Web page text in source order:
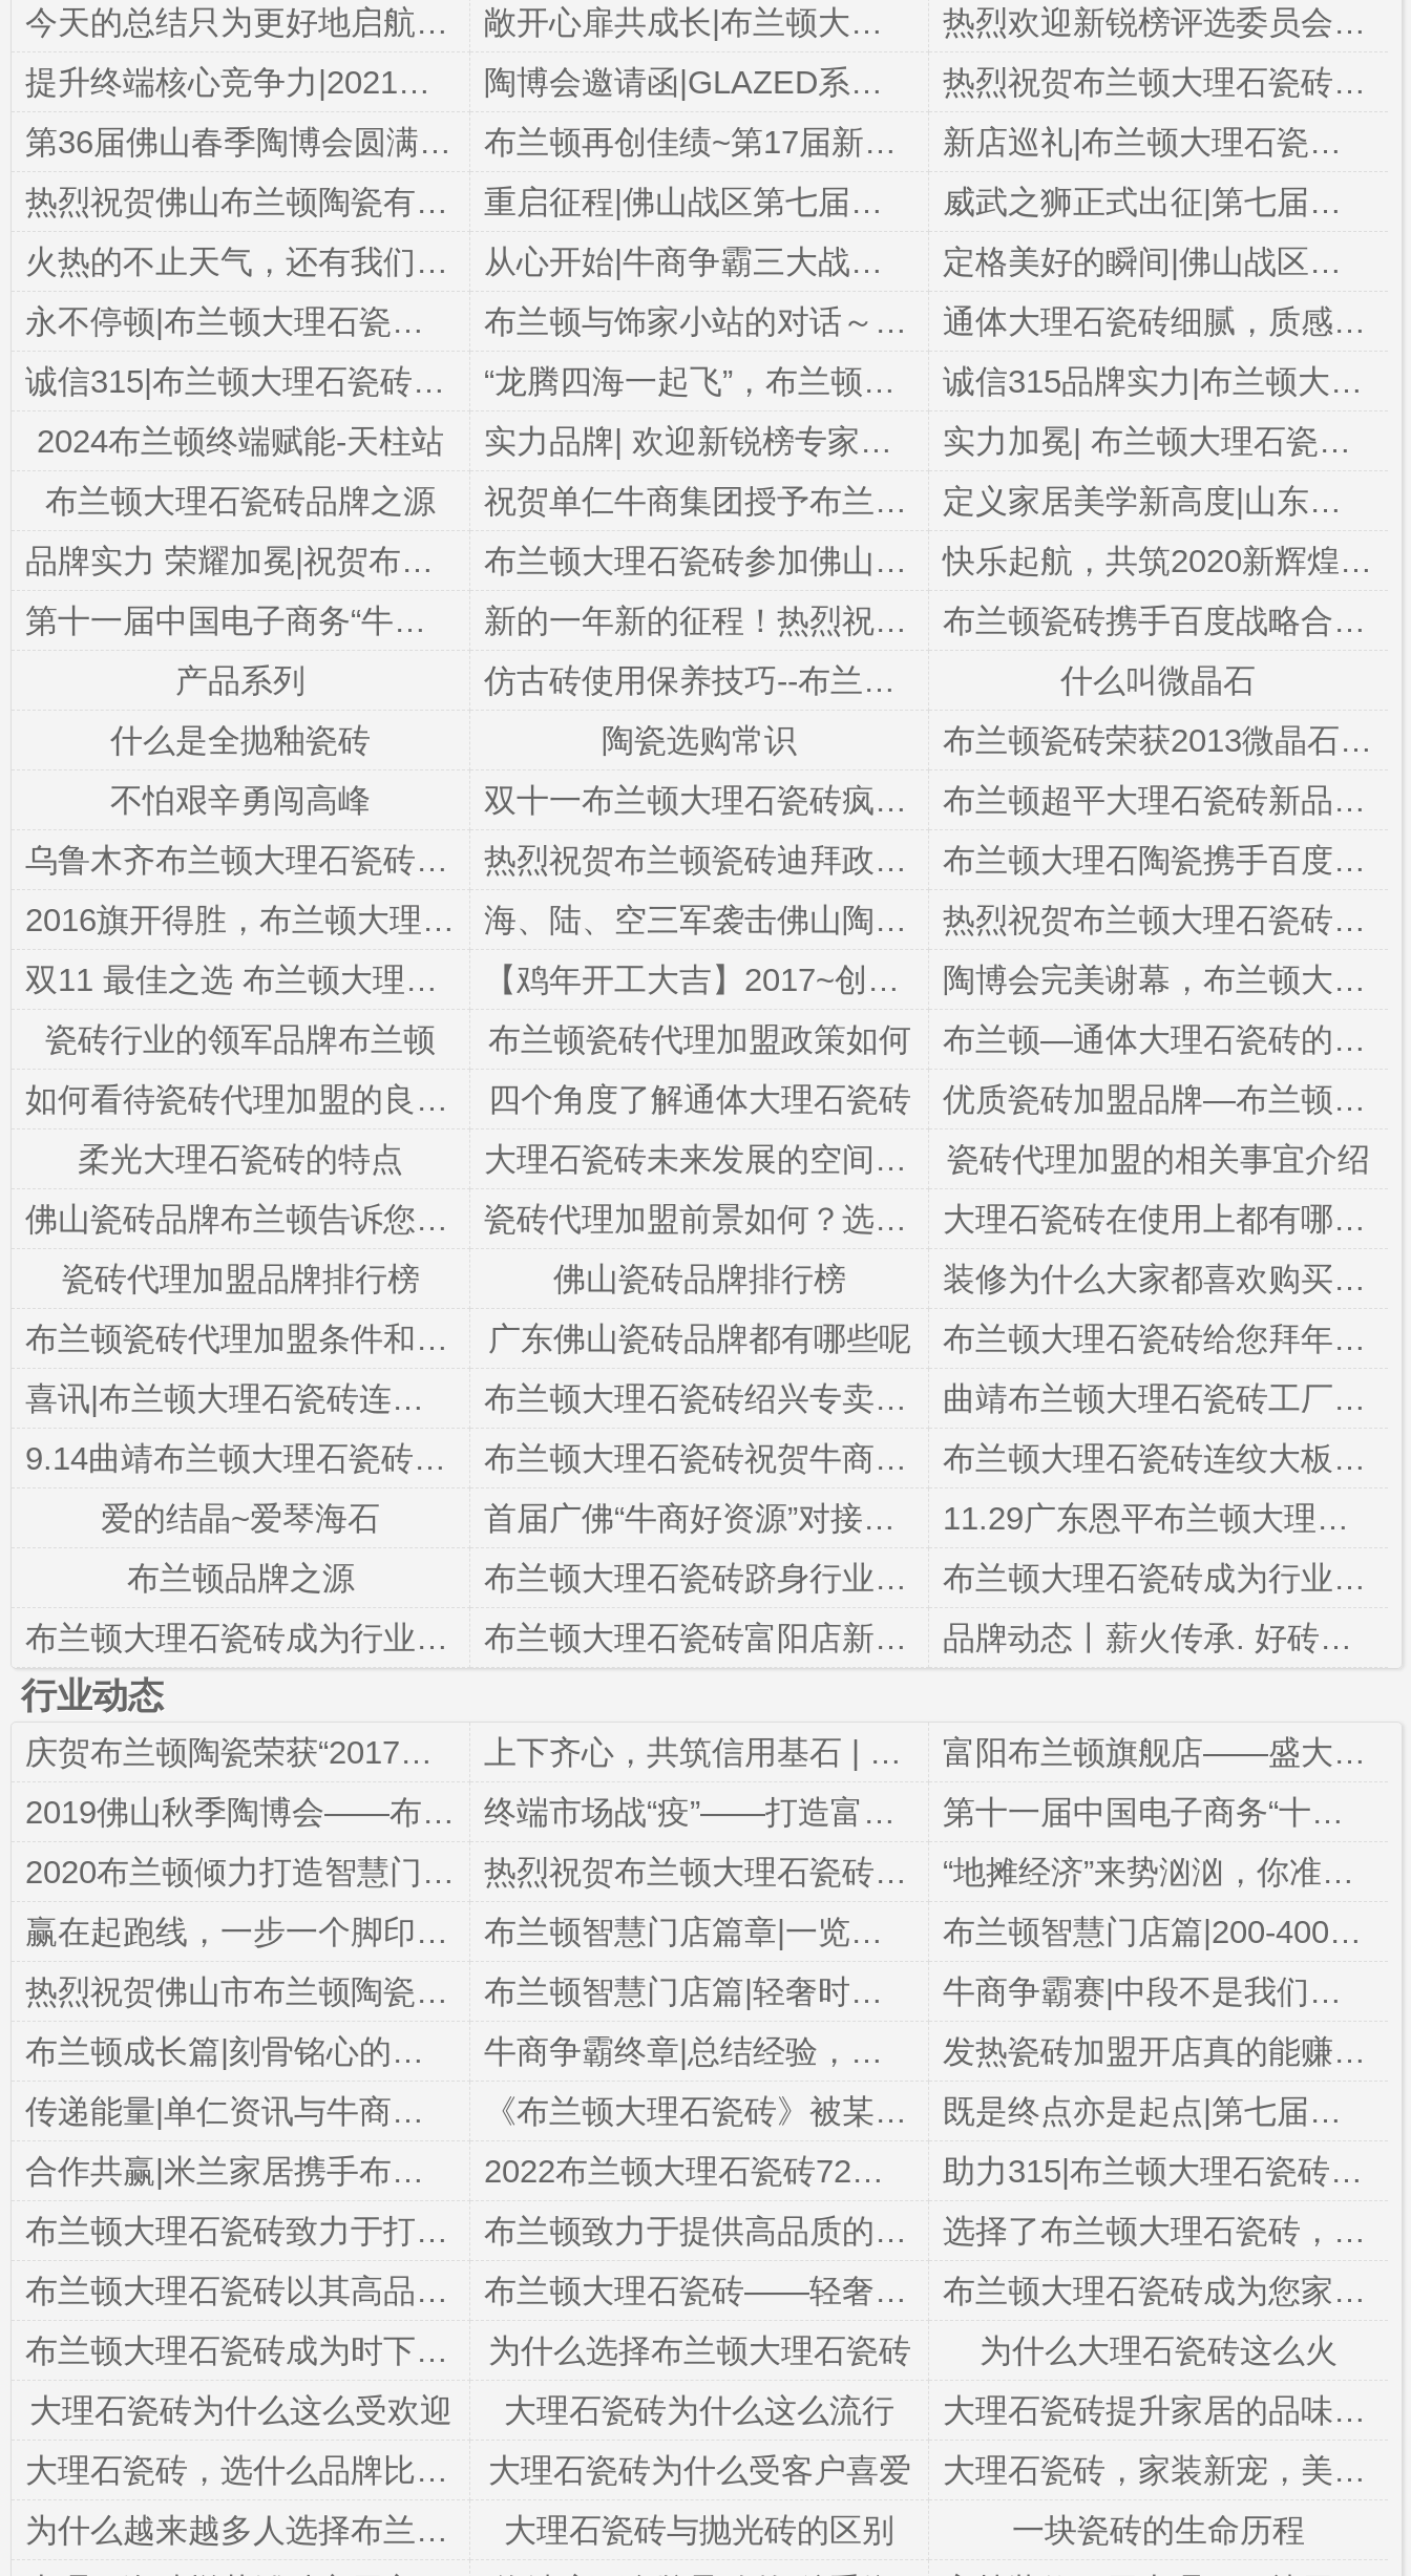
今天的总结只为更好地启航|布兰顿大理石瓷砖月度启动大会圆满结束
敞开心扉共成长|布兰顿大理石瓷砖牛商禅城分会“扒皮”服务活动圆满结束
热烈欢迎新锐榜评选委员会专家评委莅临布兰顿大理石瓷砖!!!
提升终端核心竞争力|2021洛阳区域终端培训第一期圆满落下帷幕
陶博会邀请函|GLAZED系列900x1800mm大理石岩板新品上市，与您相约华夏陶瓷城
热烈祝贺布兰顿大理石瓷砖罗伟乐总经理荣获第12届电子商务十大牛商《全国十大牛商》称号！！！
第36届佛山春季陶博会圆满落幕|布兰顿继续绽放光彩
布兰顿再创佳绩~第17届新锐榜斩获【年度产品优秀奖】
新店巡礼|布兰顿大理石瓷砖洛阳栾川专卖店盛大启航
热烈祝贺佛山布兰顿陶瓷有限公司连续六年荣获“守合同重信用企业”称号！！！
重启征程|佛山战区第七届牛商争霸赛正式启动！！！
威武之狮正式出征|第七届牛商争霸赛内部启动大会在布兰顿总部成功举办
火热的不止天气，还有我们学习的心|牛商争霸雄狮队学习分享会拉开序幕
从心开始|牛商争霸三大战队齐聚学习共成长
定格美好的瞬间|佛山战区第七届牛商争霸赛雄狮队终段学习会圆满结束
永不停顿|布兰顿大理石瓷砖总部开展“金九银十，再创辉煌”业绩动员活动
布兰顿与饰家小站的对话～带大家走进布兰顿大理石瓷砖
通体大理石瓷砖细腻，质感柔和
诚信315|布兰顿大理石瓷砖荣获2023佛山陶瓷百家“放心消费承诺品牌”
“龙腾四海一起飞”，布兰顿大理石瓷砖全国经销商开工直播培训会圆满结束
诚信315品牌实力|布兰顿大理石瓷砖荣获2024佛山陶瓷行业百家放心消费承诺品牌
2024布兰顿终端赋能-天柱站
实力品牌| 欢迎新锐榜专家团队莅临布兰顿大理石瓷砖考察指导
实力加冕| 布兰顿大理石瓷砖荣获新锐榜“年度影响力品牌”金奖
布兰顿大理石瓷砖品牌之源
祝贺单仁牛商集团授予布兰顿大理石瓷砖“短视频直播培训基地”称号
定义家居美学新高度|山东枣庄布兰顿大理石瓷砖盛大开业
品牌实力 荣耀加冕|祝贺布兰顿大理石瓷砖荣获“陶瓷一线品牌”
布兰顿大理石瓷砖参加佛山牛商争霸赛启动仪式~为荣誉而战
快乐起航，共筑2020新辉煌|布兰顿厦门圆梦之旅
第十一届中国电子商务“牛商”评选，布兰顿大理石瓷砖大放异彩！
新的一年新的征程！热烈祝贺宁夏灵武市王总加入布兰顿大家庭！
布兰顿瓷砖携手百度战略合作伙伴
产品系列
仿古砖使用保养技巧--布兰顿仿古砖
什么叫微晶石
什么是全抛釉瓷砖
陶瓷选购常识
布兰顿瓷砖荣获2013微晶石品牌
不怕艰辛勇闯高峰
双十一布兰顿大理石瓷砖疯起来！
布兰顿超平大理石瓷砖新品鉴赏
乌鲁木齐布兰顿大理石瓷砖加盟店“一站式家装超市”大质缔豪装工厂店盛装开业！
热烈祝贺布兰顿瓷砖迪拜政府渡假村工程第一期合作圆满成功！
布兰顿大理石陶瓷携手百度战略合作伙伴开启跨时代之旅
2016旗开得胜，布兰顿大理石瓷砖荣获两大奖项！
海、陆、空三军袭击佛山陶博会~请看布兰顿部队！
热烈祝贺布兰顿大理石瓷砖荣获 “广东省守合同重信用企业”荣誉称号
双11 最佳之选 布兰顿大理石瓷砖 Perfect！
【鸡年开工大吉】2017~创造奇迹
陶博会完美谢幕，布兰顿大理石瓷砖热情未灭
瓷砖行业的领军品牌布兰顿
布兰顿瓷砖代理加盟政策如何
布兰顿—通体大理石瓷砖的类别
如何看待瓷砖代理加盟的良好发展前景
四个角度了解通体大理石瓷砖
优质瓷砖加盟品牌—布兰顿大理石瓷砖
柔光大理石瓷砖的特点
大理石瓷砖未来发展的空间是什么?
瓷砖代理加盟的相关事宜介绍
佛山瓷砖品牌布兰顿告诉您该怎么挑选瓷砖
瓷砖代理加盟前景如何？选哪个品牌？
大理石瓷砖在使用上都有哪些优势呢
瓷砖代理加盟品牌排行榜
佛山瓷砖品牌排行榜
装修为什么大家都喜欢购买通体大理石瓷砖
布兰顿瓷砖代理加盟条件和流程是怎么样呢
广东佛山瓷砖品牌都有哪些呢
布兰顿大理石瓷砖给您拜年啦！
喜讯|布兰顿大理石瓷砖连续4年荣获“广东省守合同重信用企业”荣誉称号
布兰顿大理石瓷砖绍兴专卖店华丽绽放
曲靖布兰顿大理石瓷砖工厂店~~荣耀启航！
9.14曲靖布兰顿大理石瓷砖正式盛大开业，盛惠空前！
布兰顿大理石瓷砖祝贺牛商争霸赛总结大会圆满结束
布兰顿大理石瓷砖连纹大板瓷砖魅力绽放
爱的结晶~爱琴海石
首届广佛“牛商好资源”对接会，布兰顿大理石瓷砖签约各企业，合作共赢！
11.29广东恩平布兰顿大理石瓷砖开业盛典圆满成功！
布兰顿品牌之源
布兰顿大理石瓷砖跻身行业一线品牌阵营
布兰顿大理石瓷砖成为行业影响力的一线瓷砖品牌
布兰顿大理石瓷砖成为行业的一线品牌
布兰顿大理石瓷砖富阳店新店盛大开业，轻奢时尚风焕新江南国际商城 品牌动态丨薪火传承. 好砖不断 ——布兰顿大理石瓷砖新兴生产基地点火圆满成功
行业动态
庆贺布兰顿陶瓷荣获“2017年度中国（佛山）陶瓷十强企业榜” 上下齐心，共筑信用基石 | 布兰顿连续三年蝉联“广东省守合同重信用企业”荣誉称号
富阳布兰顿旗舰店——盛大开业
2019佛山秋季陶博会——布兰顿大理石瓷砖重装升级
终端市场战“疫”——打造富有营销力的店面环境
第十一届中国电子商务“十大牛商”评选线上路演，布兰顿大理石瓷砖继续绽放光彩
2020布兰顿倾力打造智慧门店，为终端赋能,火热加盟中！
热烈祝贺布兰顿大理石瓷砖云南永仁专卖店盛大开业！！！
“地摊经济”来势汹汹，你准备好你的瓷砖地摊了吗？
赢在起跑线，一步一个脚印，永不停顿，勇攀高峰！
布兰顿智慧门店篇章|一览无余的50㎡
布兰顿智慧门店篇|200-400㎡的迷你豪华间
热烈祝贺佛山市布兰顿陶瓷有限公司连续五年荣获“广东省守合同重信用企业”殊荣！
布兰顿智慧门店篇|轻奢时尚的800㎡
牛商争霸赛|中段不是我们停下来的理由，而是我们迎接新挑战的开始
布兰顿成长篇|刻骨铭心的干货分享
牛商争霸终章|总结经验，重新启航，展望未来
发热瓷砖加盟开店真的能赚钱吗？
传递能量|单仁资讯与牛商汇领导亲临布兰顿大理石瓷砖指导工作
《布兰顿大理石瓷砖》被某电影剧组选中拍摄场景地用砖
既是终点亦是起点|第七届牛商争霸赛终段总结表彰大会圆满落下帷幕
合作共赢|米兰家居携手布兰顿大理石瓷砖共同打造秋果酒店~开启全国百城战略
2022布兰顿大理石瓷砖72㎡广场智慧门店正式发布！！！
助力315|布兰顿大理石瓷砖荣获2022佛山陶瓷共促消费公平承诺品牌及2021佛山安全生产达标企业
布兰顿大理石瓷砖致力于打造高品质大理石瓷砖
布兰顿致力于提供高品质的大理石瓷砖产品
选择了布兰顿大理石瓷砖，高品质的产品定能带给您完美的生活
布兰顿大理石瓷砖以其高品质在市场上占据了一席之地
布兰顿大理石瓷砖——轻奢大理石瓷砖的引领者
布兰顿大理石瓷砖成为您家居装修的杰出选择
布兰顿大理石瓷砖成为时下家居装修的热门选择
为什么选择布兰顿大理石瓷砖
为什么大理石瓷砖这么火
大理石瓷砖为什么这么受欢迎
大理石瓷砖为什么这么流行
大理石瓷砖提升家居的品味使家居更加温馨浪漫
大理石瓷砖，选什么品牌比较好
大理石瓷砖为什么受客户喜爱
大理石瓷砖，家装新宠，美观实用两不误
为什么越来越多人选择布兰顿大理石瓷砖？深度解析其独特魅力
大理石瓷砖与抛光砖的区别
一块瓷砖的生命历程